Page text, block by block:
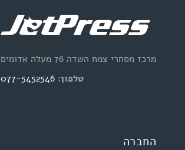
מרכז מסחרי צמח השדה 76 מעלה אדומים
טלפון: 077-5452546
החברה